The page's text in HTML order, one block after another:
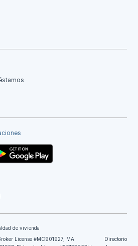
YouTube
de vivienda
License #MC901927, MA
Directorio